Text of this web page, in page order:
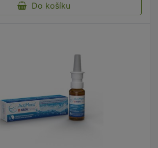
Do košíku